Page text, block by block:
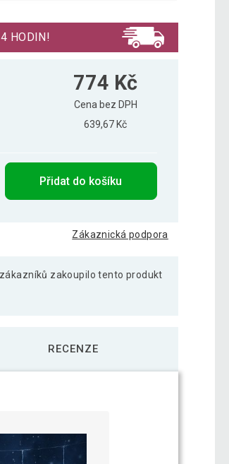
teplá bílá, 8 funkcí
HODIN!
774 Kč
Cena bez DPH
639,67 Kč
Přidat do košíku
Zákaznická podpora
zákazníků zakoupilo tento produkt
RECENZE